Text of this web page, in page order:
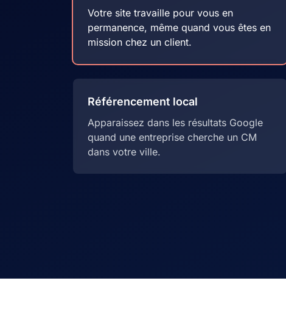
Votre site travaille pour vous en
permanence, même quand vous êtes en
mission chez un client.
Référencement local
Apparaissez dans les résultats Google
quand une entreprise cherche un CM
dans votre ville.